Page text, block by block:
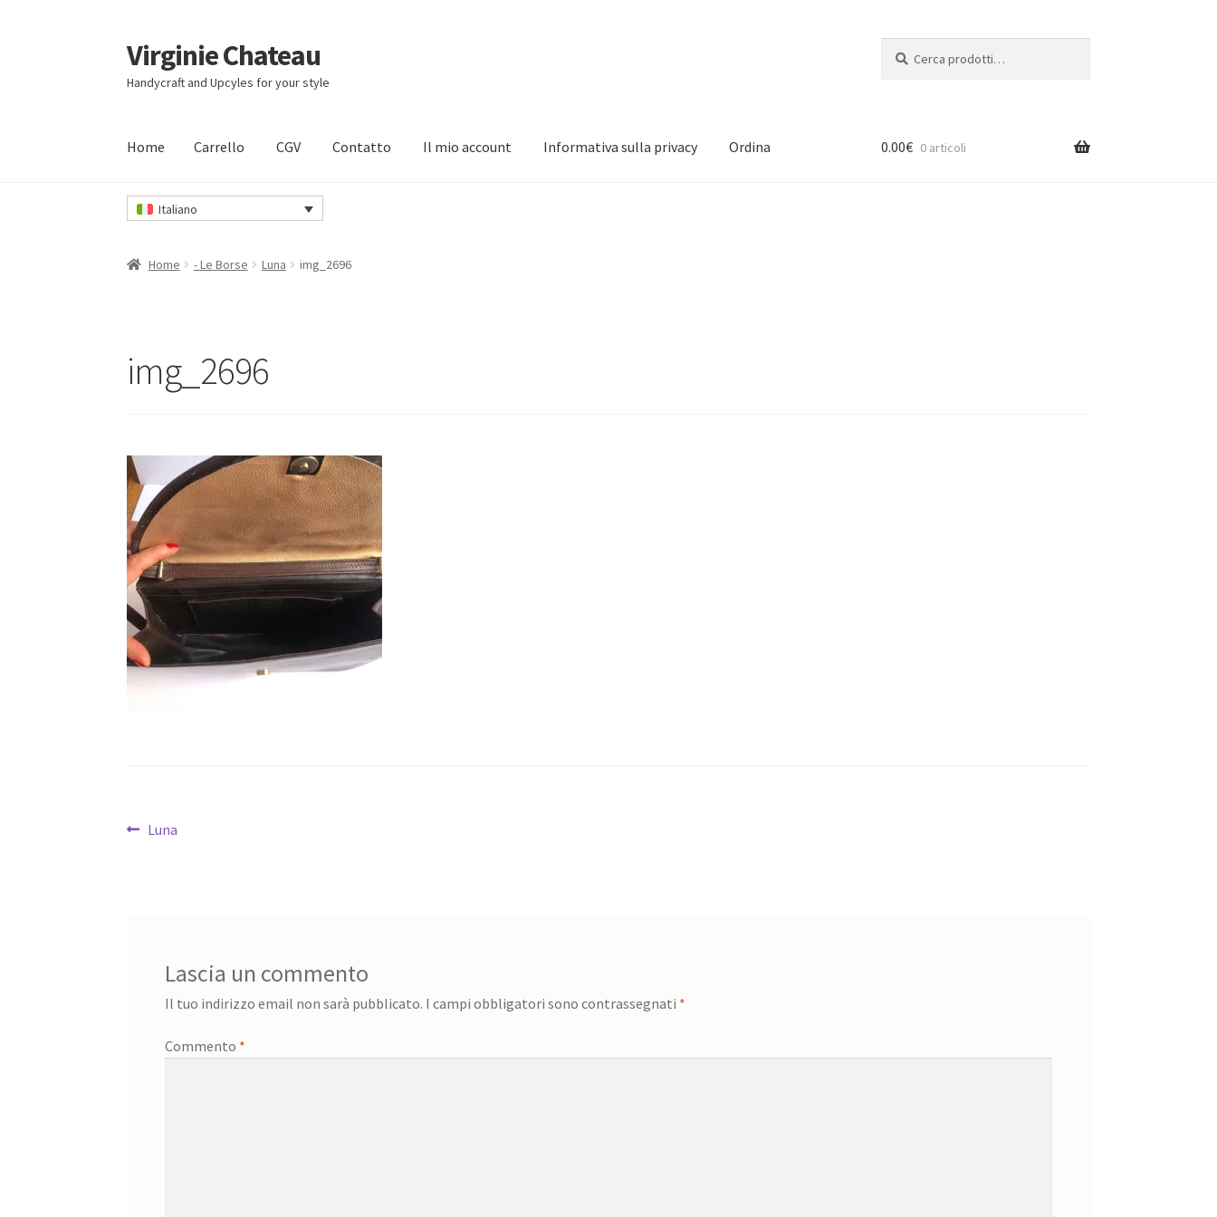
Vai
alla
navigazione
Vai
al
contenuto
Virginie Chateau
Handycraft and Upcyles for your style
Home Carrello CGV Contatto Il mio account Informativa sulla privacy Ordina
HomeCarrello ContattoIl mio account
0.00€ 0 articoli
Italiano
Home - Le Borse Luna img_2696
img_2696
Navigazione
Articolo
Luna
Lascia un commento
Il tuo indirizzo email non sarà pubblicato. I campi obbligatori sono contrassegnati *
Commento *